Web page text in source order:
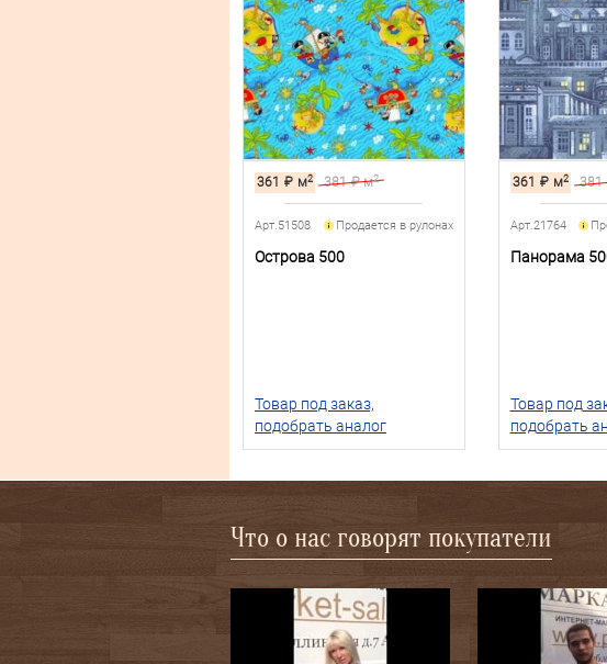
361 ₽ м2 381 ₽ м2
Арт.51508 Продается в рулонах
Острова 500
Товар под заказ,
подобрать аналог
361 ₽ м2 381
Арт.21764
Панорама
Товар под
подобрать
Что о нас говорят покупатели